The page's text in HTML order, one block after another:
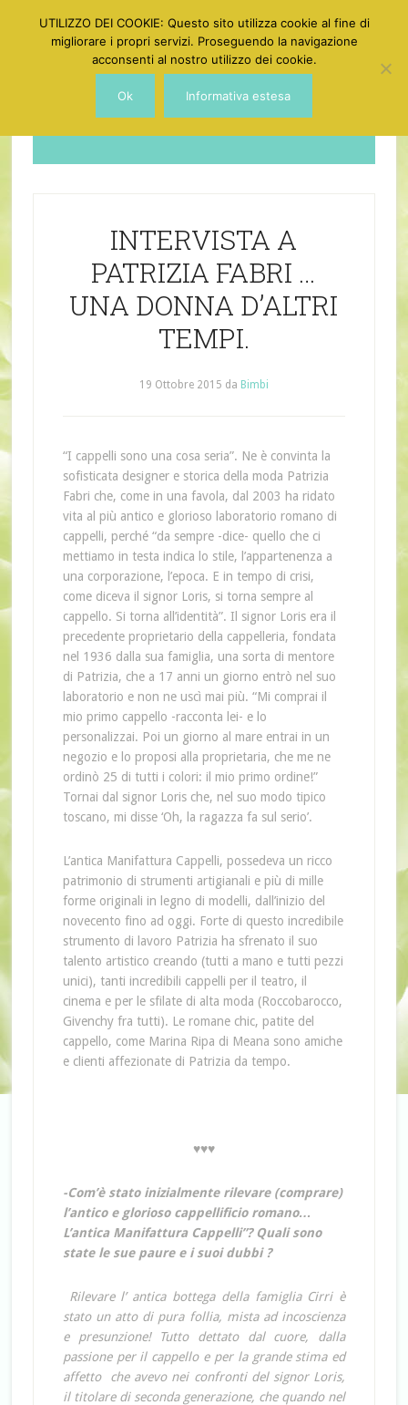
Dotgirl
INTERVISTA A
PATRIZIA FABRI …
UNA DONNA D’ALTRI
TEMPI.
19 Ottobre 2015 da Bimbi
“I cappelli sono una cosa seria”. Ne è convinta la
sofisticata designer e storica della moda Patrizia
Fabri che, come in una favola, dal 2003 ha ridato
vita al più antico e glorioso laboratorio romano di
cappelli, perché “da sempre -dice- quello che ci
mettiamo in testa indica lo stile, l’appartenenza a
una corporazione, l’epoca. E in tempo di crisi,
come diceva il signor Loris, si torna sempre al
cappello. Si torna all’identità”. Il signor Loris era il
precedente proprietario della cappelleria, fondata
nel 1936 dalla sua famiglia, una sorta di mentore
di Patrizia, che a 17 anni un giorno entrò nel suo
laboratorio e non ne uscì mai più. “Mi comprai il
mio primo cappello -racconta lei- e lo
personalizzai. Poi un giorno al mare entrai in un
negozio e lo proposi alla proprietaria, che me ne
ordinò 25 di tutti i colori: il mio primo ordine!”
Tornai dal signor Loris che, nel suo modo tipico
toscano, mi disse ‘Oh, la ragazza fa sul serio’.
L’antica Manifattura Cappelli, possedeva un ricco
patrimonio di strumenti artigianali e più di mille
forme originali in legno di modelli, dall’inizio del
novecento fino ad oggi. Forte di questo incredibile
strumento di lavoro Patrizia ha sfrenato il suo
talento artistico creando (tutti a mano e tutti pezzi
unici), tanti incredibili cappelli per il teatro, il
cinema e per le sfilate di alta moda (Roccobarocco,
Givenchy fra tutti). Le romane chic, patite del
cappello, come Marina Ripa di Meana sono amiche
e clienti affezionate di Patrizia da tempo.
♥♥♥
-Com’è stato inizialmente rilevare (comprare)
l’antico e glorioso cappellificio romano…
L’antica Manifattura Cappelli”? Quali sono
state le sue paure e i suoi dubbi ?
Rilevare l’ antica bottega della famiglia Cirri è
stato un atto di pura follia, mista ad incoscienza
e presunzione! Tutto dettato dal cuore, dalla
passione per il cappello e per la grande stima ed
affetto che avevo nei confronti del signor Loris,
il titolare di seconda generazione, che quando nel
UTILIZZO DEI COOKIE: Questo sito utilizza cookie al fine di
migliorare i propri servizi. Proseguendo la navigazione
acconsenti al nostro utilizzo dei cookie.
Ok Informativa estesa